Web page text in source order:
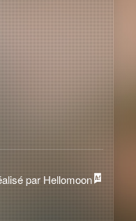
par Hellomoon